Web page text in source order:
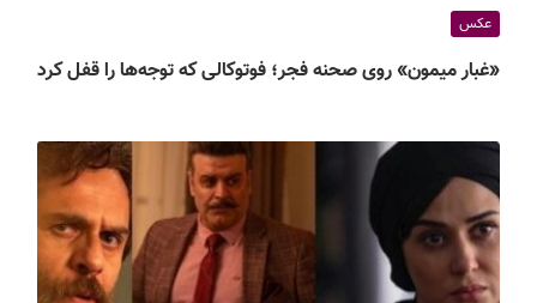
عکس
«غبار میمون» روی صحنه فجر؛ فوتوکالی که توجه‌ها را قفل کرد